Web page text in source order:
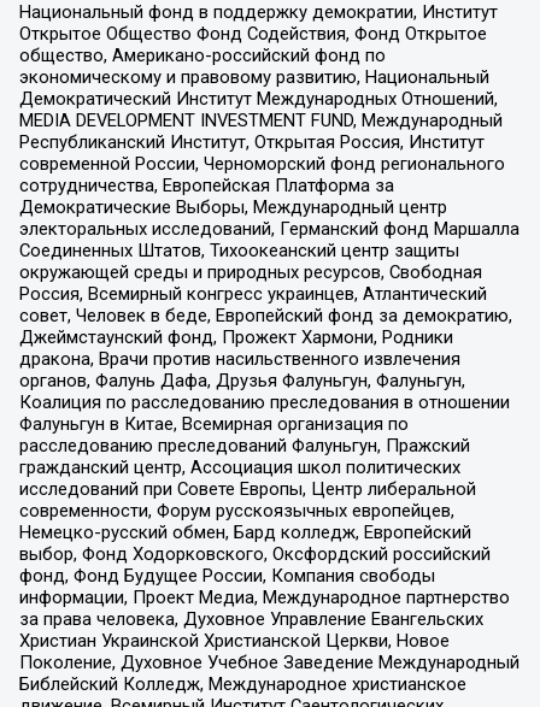
Национальный фонд в поддержку демократии, Институт
Открытое Общество Фонд Содействия, Фонд Открытое
общество, Американо-российский фонд по
экономическому и правовому развитию, Национальный
Демократический Институт Международных Отношений,
MEDIA DEVELOPMENT INVESTMENT FUND, Международный
Республиканский Институт, Открытая Россия, Институт
современной России, Черноморский фонд регионального
сотрудничества, Европейская Платформа за
Демократические Выборы, Международный центр
электоральных исследований, Германский фонд Маршалла
Соединенных Штатов, Тихоокеанский центр защиты
окружающей среды и природных ресурсов, Свободная
Россия, Всемирный конгресс украинцев, Атлантический
совет, Человек в беде, Европейский фонд за демократию,
Джеймстаунский фонд, Прожект Хармони, Родники
дракона, Врачи против насильственного извлечения
органов, Фалунь Дафа, Друзья Фалуньгун, Фалуньгун,
Коалиция по расследованию преследования в отношении
Фалуньгун в Китае, Всемирная организация по
расследованию преследований Фалуньгун, Пражский
гражданский центр, Ассоциация школ политических
исследований при Совете Европы, Центр либеральной
современности, Форум русскоязычных европейцев,
Немецко-русский обмен, Бард колледж, Европейский
выбор, Фонд Ходорковского, Оксфордский российский
фонд, Фонд Будущее России, Компания свободы
информации, Проект Медиа, Международное партнерство
за права человека, Духовное Управление Евангельских
Христиан Украинской Христианской Церкви, Новое
Поколение, Духовное Учебное Заведение Международный
Библейский Колледж, Международное христианское